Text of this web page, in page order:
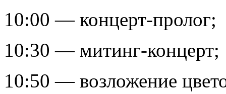
10:00 — концерт-пролог;
10:30 — митинг-концерт;
10:50 — возложение